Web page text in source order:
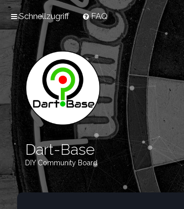
Schnellzugriff FAQ
Dart-Base
DIY Community Board